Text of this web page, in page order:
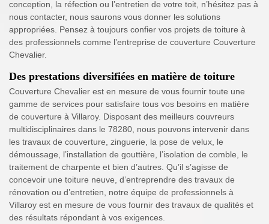
conception, la réfection ou l’entretien de votre toit, n’hésitez pas à
nous contacter, nous saurons vous donner les solutions
appropriées. Pensez à toujours confier vos projets de toiture à
des professionnels comme l’entreprise de couverture Couverture
Chevalier.
Des prestations diversifiées en matière de toiture
Couverture Chevalier est en mesure de vous fournir toute une
gamme de services pour satisfaire tous vos besoins en matière
de couverture à Villaroy. Disposant des meilleurs couvreurs
multidisciplinaires dans le 78280, nous pouvons intervenir dans
les travaux de couverture, zinguerie, la pose de velux, le
démoussage, l’installation de gouttière, l’isolation de comble, le
traitement de charpente et bien d’autres. Qu’il s’agisse de
concevoir une toiture neuve, d’entreprendre des travaux de
rénovation ou d’entretien, notre équipe de professionnels à
Villaroy est en mesure de vous fournir des travaux de qualités et
des résultats répondant à vos exigences.